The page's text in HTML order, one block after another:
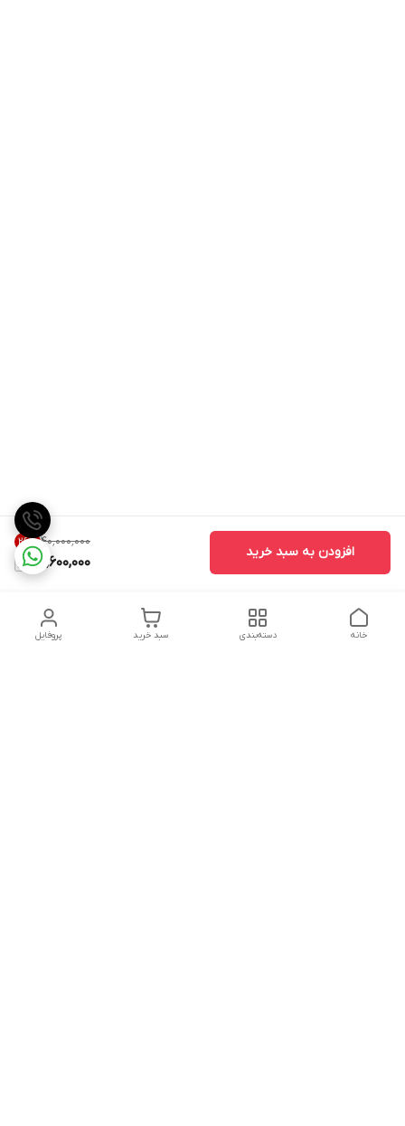
۴۰٬۰۰۰٬۰۰۰ 26%
29,600,000
افزودن به سبد خرید
پروفایل سبد خرید دسته‌بندی خانه